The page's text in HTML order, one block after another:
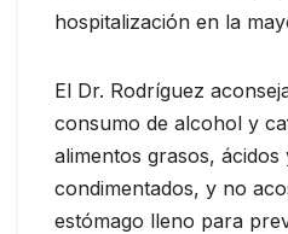
hospitalización en la
El Dr. Rodríguez
consumo de alcohol y
alimentos grasos, ácidos
condimentados, y no
estómago lleno para